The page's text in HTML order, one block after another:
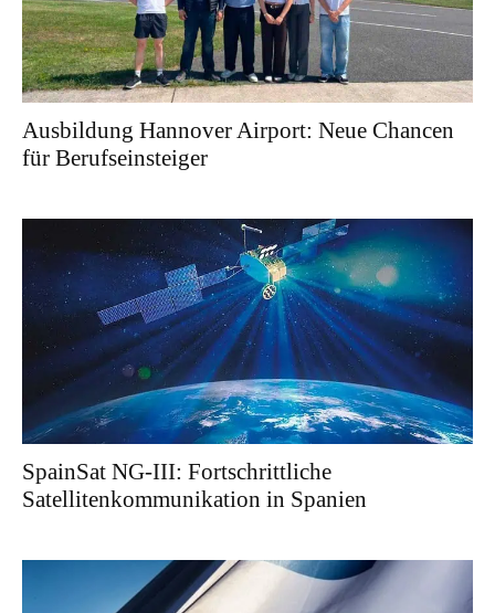
Ausbildung Hannover Airport: Neue Chancen
für Berufseinsteiger
SpainSat NG-III: Fortschrittliche
Satellitenkommunikation in Spanien